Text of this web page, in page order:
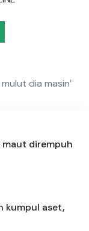
dia masin’
maut dirempuh
kumpul aset,